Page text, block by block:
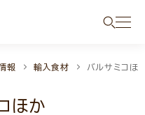
報 輸入食材 バルサミコほ
ほか